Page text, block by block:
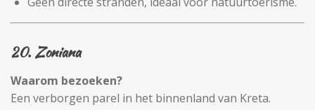
20. Zoniana
Waarom bezoeken?
Een verborgen parel in het binnenland van Kreta.